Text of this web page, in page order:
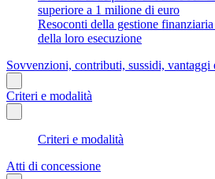
superiore a 1 milione di euro
Resoconti della gestione
della loro esecuzione
Sovvenzioni, contributi, sussidi, vantaggi
Criteri e modalità
Criteri e modalità
Atti di concessione